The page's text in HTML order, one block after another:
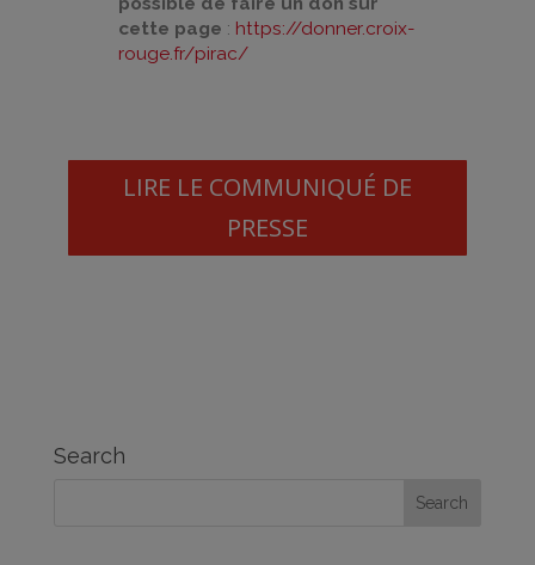
cette page : https://donner.croix-
rouge.fr/pirac/
LIRE LE COMMUNIQUÉ DE
PRESSE
Search